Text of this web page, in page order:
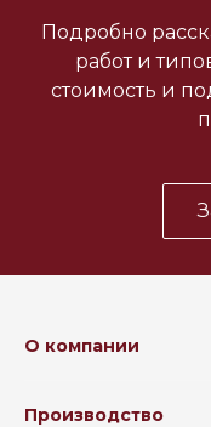
Подробно
работ и
стоимость и
О компании
Производство